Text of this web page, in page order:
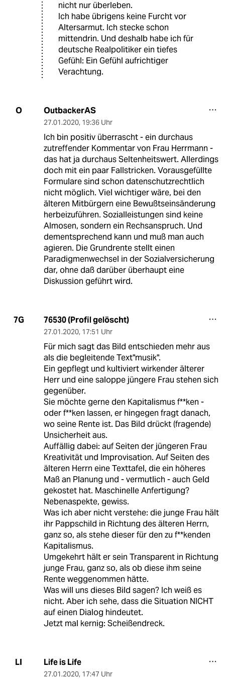
nicht nur überleben.
Ich habe übrigens keine Furcht vor
Altersarmut. Ich stecke schon
mittendrin. Und deshalb habe ich für
deutsche Realpolitiker ein tiefes
Gefühl: Ein Gefühl aufrichtiger
Verachtung.
O OutbackerAS
27.01.2020, 19:36 Uhr
Ich bin positiv überrascht - ein durchaus
zutreffender Kommentar von Frau Herrmann -
das hat ja durchaus Seltenheitswert. Allerdings
doch mit ein paar Fallstricken. Vorausgefüllte
Formulare sind schon datenschutzrechtlich
nicht möglich. Viel wichtiger wäre, bei den
älteren Mitbürgern eine Bewußtseinsänderung
herbeizuführen. Sozialleistungen sind keine
Almosen, sondern ein Rechsanspruch. Und
dementsprechend kann und muß man auch
agieren. Die Grundrente stellt einen
Paradigmenwechsel in der Sozialversicherung
dar, ohne daß darüber überhaupt eine
Diskussion geführt wird.
7G 76530 (Profil gelöscht)
27.01.2020, 17:51 Uhr
Für mich sagt das Bild entschieden mehr aus
als die begleitende Text"musik".
Ein gepflegt und kultiviert wirkender älterer
Herr und eine saloppe jüngere Frau stehen sich
gegenüber.
Sie möchte gerne den Kapitalismus f**ken -
oder f**ken lassen, er hingegen fragt danach,
wo seine Rente ist. Das Bild drückt (fragende)
Unsicherheit aus.
Auffällig dabei: auf Seiten der jüngeren Frau
Kreativität und Improvisation. Auf Seiten des
älteren Herrn eine Texttafel, die ein höheres
Maß an Planung und - vermutlich - auch Geld
gekostet hat. Maschinelle Anfertigung?
Nebenaspekte, gewiss.
Was ich aber nicht verstehe: die junge Frau hält
ihr Pappschild in Richtung des älteren Herrn,
ganz so, als stehe dieser für den zu f**kenden
Kapitalismus.
Umgekehrt hält er sein Transparent in Richtung
junge Frau, ganz so, als ob diese ihm seine
Rente weggenommen hätte.
Was will uns dieses Bild sagen? Ich weiß es
nicht. Aber ich sehe, dass die Situation NICHT
auf einen Dialog hindeutet.
Jetzt mal kernig: Scheißendreck.
LI Life is Life
27.01.2020, 17:47 Uhr